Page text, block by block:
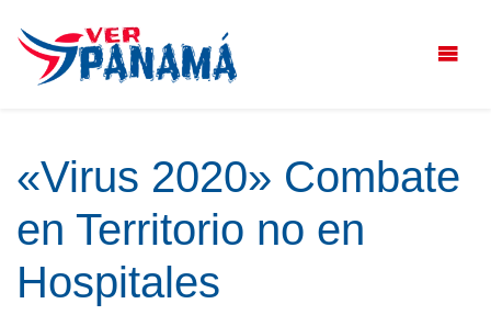
contenido
«Virus 2020» Combate
en Territorio no en
Hospitales